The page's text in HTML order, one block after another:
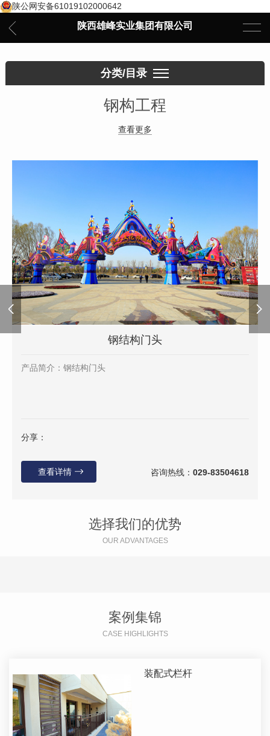
陕公网安备61019102000642
陕西雄峰实业集团有限公司
分类/目录
钢构工程
查看更多
钢结构门头
产品简介：钢结构门头
分享：
查看详情 咨询热线： 029-83504618
选择我们的优势
OUR ADVANTAGES
案例集锦
CASE HIGHLIGHTS
装配式栏杆